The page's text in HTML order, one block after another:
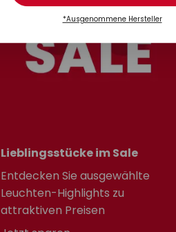
Lieblingsstücke im Sale
Entdecken Sie ausgewählte
Leuchten-Highlights zu
attraktiven Preisen
*Ausgenommene Hersteller